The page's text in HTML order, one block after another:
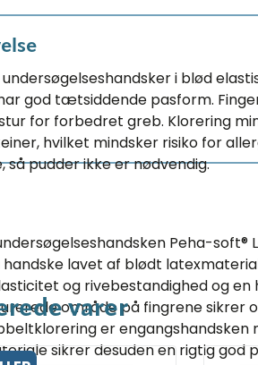
i blød
god tætsiddende pasform.
for forbedret greb. Klorering
hvilket mindsker risiko for
så pudder ikke er nødvendig.
Peha-
lavet af blødt
og rivebestandighed og en
område på fingrene sikrer
er engangshandsken
sikrer desuden en rigtig god
varer